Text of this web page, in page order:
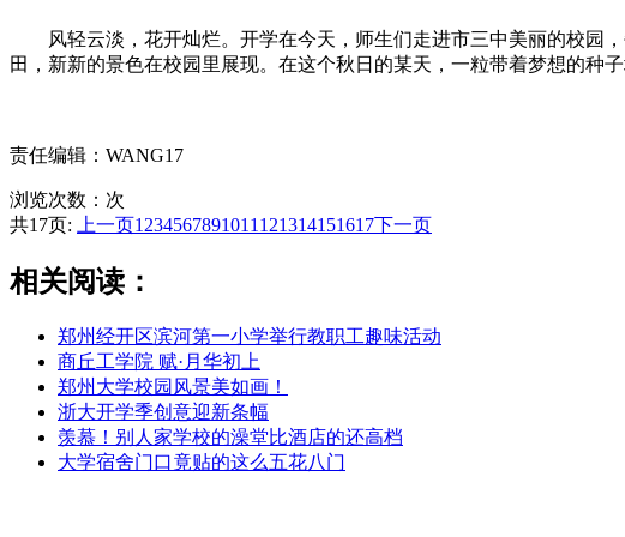
风轻云淡，花开灿烂。开学在今天，师生们走进市三中美丽的校园，
田，新新的景色在校园里展现。在这个秋日的某天，一粒带着梦想的种
责任编辑：WANG17
浏览次数： 次
共17页:
上一页1 234567891011 121314151617下一页
相关阅读：
郑州经开区滨河第一小学举行教职工趣味活动
商丘工学院 赋·月华初上
郑州大学校园风景美如画！
浙大开学季创意迎新条幅
羡慕！别人家学校的澡堂比酒店的还高档
大学宿舍门口竟贴的这么五花八门